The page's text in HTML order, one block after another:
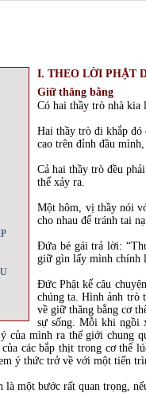
I. THEO LỜI PHẬT
Giữ thăng bằng
Có hai thầy trò nhà kia
Hai thầy trò đi khắp đó
cao trên đỉnh đầu
Cả hai thầy trò đều
thể xảy ra.
Một hôm, vị thầy nói
cho nhau để tránh tai
Đứa bé gái trả lời:
giữ gìn lấy mình chính
Đức Phật kể câu
chúng ta. Hình ảnh trò
về giữ thăng bằng cơ
sự sống. Mỗi khi ngồi
của mình ra thế giới chung
các bắp thịt trong cơ thể
ý thức trở về với một tiến
một bước rất quan trọng,